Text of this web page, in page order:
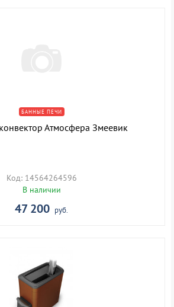
БАННЫЕ ПЕЧИ
Атмосфера Змеевик
Код: 14564264596
В наличии
47 200 руб.